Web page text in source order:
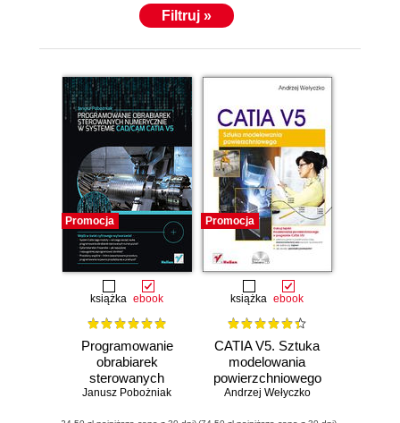
Filtruj »
Promocja
książka ebook
Programowanie
obrabiarek
sterowanych
numerycznie w
Janusz Pobożniak
Promocja
książka ebook
CATIA V5. Sztuka
modelowania
powierzchniowego
Andrzej Wełyczko